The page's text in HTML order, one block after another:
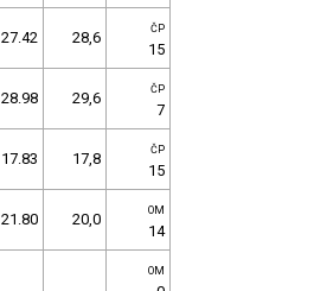
27.42 28,6 ČP
15
28.98 29,6 ČP
7
17.83 17,8 ČP
15
21.80 20,0 OM
14
OM